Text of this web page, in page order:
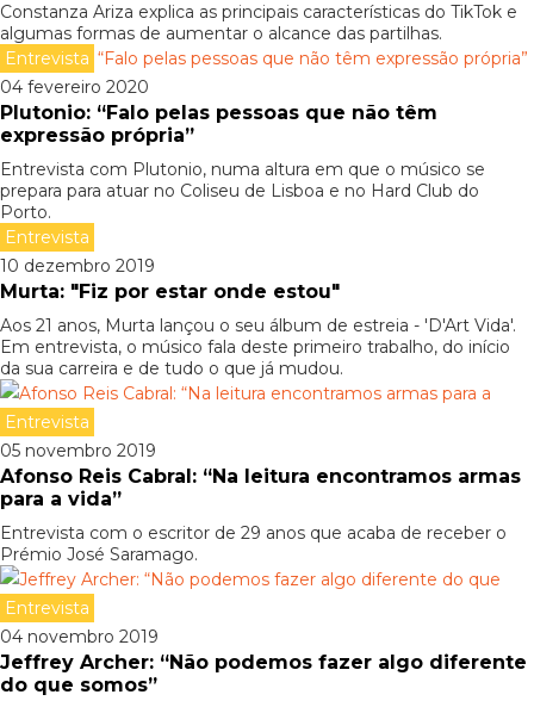
Constanza Ariza explica as principais características do TikTok e
algumas formas de aumentar o alcance das partilhas.
Entrevista
04 fevereiro 2020
Plutonio: “Falo pelas pessoas que não têm
expressão própria”
Entrevista com Plutonio, numa altura em que o músico se
prepara para atuar no Coliseu de Lisboa e no Hard Club do
Porto.
Entrevista
10 dezembro 2019
Murta: "Fiz por estar onde estou"
Aos 21 anos, Murta lançou o seu álbum de estreia - 'D'Art Vida'.
Em entrevista, o músico fala deste primeiro trabalho, do início
da sua carreira e de tudo o que já mudou.
Entrevista
05 novembro 2019
Afonso Reis Cabral: “Na leitura encontramos armas
para a vida”
Entrevista com o escritor de 29 anos que acaba de receber o
Prémio José Saramago.
Entrevista
04 novembro 2019
Jeffrey Archer: “Não podemos fazer algo diferente
do que somos”